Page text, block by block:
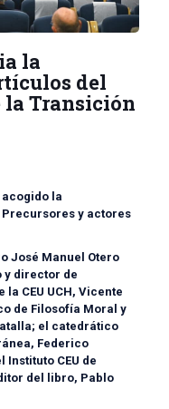
la
del
la Transición
acogido la
y actores
José Manuel Otero
y director de
CEU UCH, Vicente
de Filosofía Moral y
el catedrático
Federico
CEU de
del libro, Pablo